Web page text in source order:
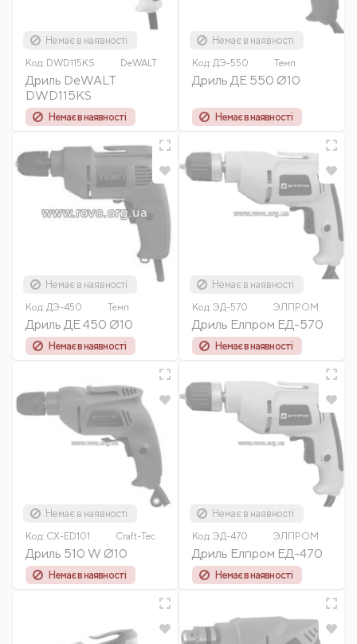
Немає в наявності
Код: DWD115KS DeWALT
Дриль DeWALT
DWD115KS
Немає в наявності
Немає в наявності
Код: ДЭ-550 Темп
Дриль ДЕ 550 Ø10
Немає в наявності
Немає в наявності
Код: ДЭ-450 Темп
Дриль ДЕ 450 Ø10
Немає в наявності
Немає в наявності
Код: ЭД-570 ЭЛПРОМ
Дриль Елпром ЕД-570
Немає в наявності
Немає в наявності
Код: CX-ED101 Craft-Tec
Дриль 510 W Ø10
Немає в наявності
Немає в наявності
Код: ЭД-470 ЭЛПРОМ
Дриль Елпром ЕД-470
Немає в наявності